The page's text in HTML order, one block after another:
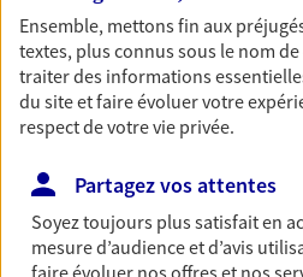
Garantie
Bricoleuse, féru de
ou grande lectrice…
accident du quotidien. Avec
Accident, protégez votre
Découvrir l'offre Garantie
OBTENIR UN
Ensemble, mettons fin aux
textes, plus connus sous le nom de
traiter des informations
du site et faire évoluer votre
respect de votre vie privée.
Partagez vos attentes
Soyez toujours plus satisfait en
mesure d’audience et d’avis